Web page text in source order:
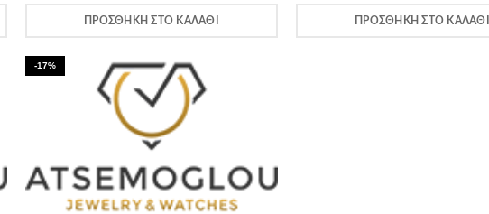
ΠΡΟΣΘΉΚΗ ΣΤΟ ΚΑΛΆΘΙ ΠΡΟΣΘΉΚΗ ΣΤΟ ΚΑΛΆΘΙ
-17%